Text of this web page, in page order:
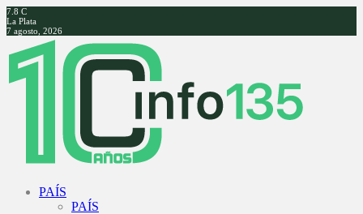
7.8 C
La Plata
7 agosto, 2026
Facebook
Twitter
Instagram
Youtube
PAÍS
PAÍS